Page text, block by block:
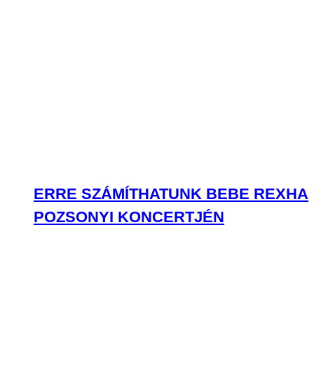
ERRE SZÁMÍTHATUNK BEBE REXHA
POZSONYI KONCERTJÉN